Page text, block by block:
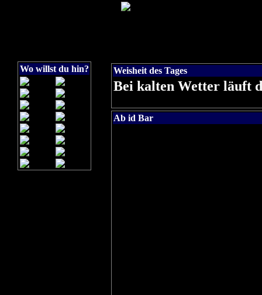
Wo willst du hin? Weisheit des Tages
Bei kalten Wetter läuft
Ab id Bar